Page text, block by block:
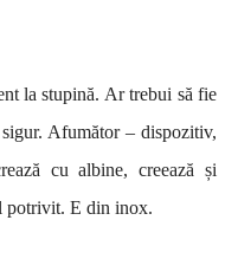
la stupină. Ar trebui să fie
Afumător – dispozitiv,
cu albine, creează și
potrivit. E din inox.